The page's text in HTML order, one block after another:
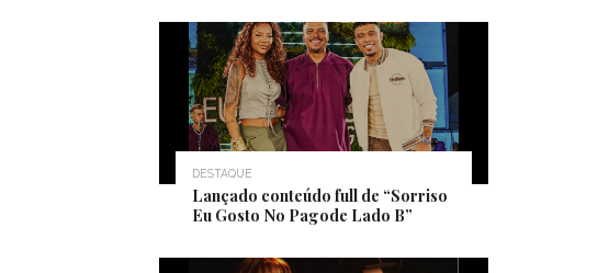
DESTAQUE
Lançado conteúdo full de “Sorriso
Eu Gosto No Pagode Lado B”